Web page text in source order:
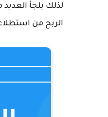
لذلك يلجأ
الربح من